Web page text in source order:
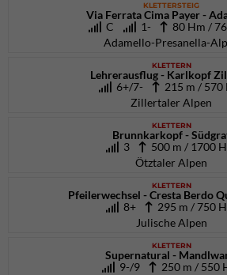
KLETTERSTEIG
Via Ferrata Cima Payer -
C
1-
80 Hm /
Adamello-Presanella-
KLETTERN
Lehrerausflug - Karlkopf
6+/7-
215 m / 570
Zillertaler Alpen
KLETTERN
Brunnkarkopf -
3
500 m / 1700
Ötztaler Alpen
KLETTERN
Pfeilerwechsel - Cresta Berdo
8+
295 m / 750
Julische Alpen
KLETTERN
Supernatural -
9-/9
250 m / 550